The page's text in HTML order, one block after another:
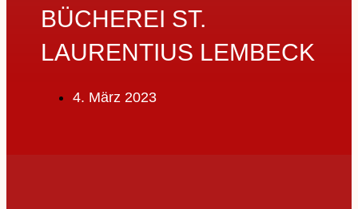
BÜCHEREI ST.
LAURENTIUS LEMBECK
4. März 2023